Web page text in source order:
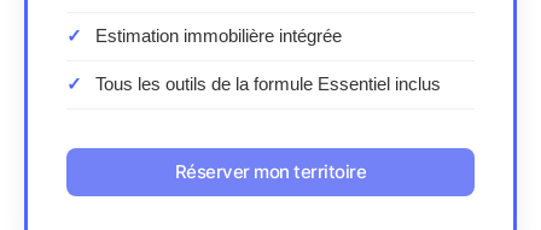
Estimation immobilière intégrée
Tous les outils de la formule Essentiel inclus
Réserver mon territoire